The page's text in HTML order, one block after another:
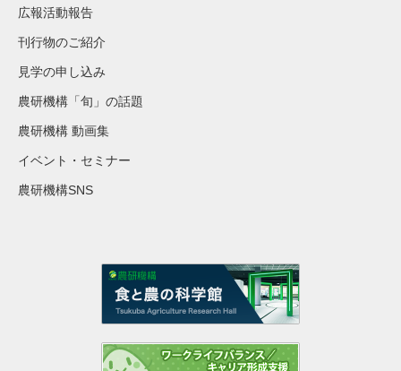
広報活動報告
刊行物のご紹介
見学の申し込み
農研機構「旬」の話題
農研機構 動画集
イベント・セミナー
農研機構SNS